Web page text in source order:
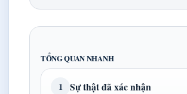
TỔNG QUAN NHANH
1 Sự thật đã xác nhận